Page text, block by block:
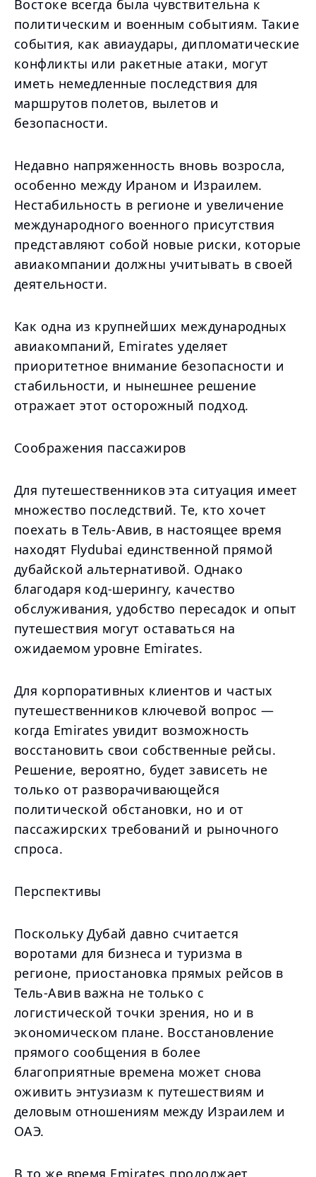
Востоке всегда была чувствительна к
политическим и военным событиям. Такие
события, как авиаудары, дипломатические
конфликты или ракетные атаки, могут
иметь немедленные последствия для
маршрутов полетов, вылетов и
безопасности.
Недавно напряженность вновь возросла,
особенно между Ираном и Израилем.
Нестабильность в регионе и увеличение
международного военного присутствия
представляют собой новые риски, которые
авиакомпании должны учитывать в своей
деятельности.
Как одна из крупнейших международных
авиакомпаний, Emirates уделяет
приоритетное внимание безопасности и
стабильности, и нынешнее решение
отражает этот осторожный подход.
Соображения пассажиров
Для путешественников эта ситуация имеет
множество последствий. Те, кто хочет
поехать в Тель-Авив, в настоящее время
находят Flydubai единственной прямой
дубайской альтернативой. Однако
благодаря код-шерингу, качество
обслуживания, удобство пересадок и опыт
путешествия могут оставаться на
ожидаемом уровне Emirates.
Для корпоративных клиентов и частых
путешественников ключевой вопрос —
когда Emirates увидит возможность
восстановить свои собственные рейсы.
Решение, вероятно, будет зависеть не
только от разворачивающейся
политической обстановки, но и от
пассажирских требований и рыночного
спроса.
Перспективы
Поскольку Дубай давно считается
воротами для бизнеса и туризма в
регионе, приостановка прямых рейсов в
Тель-Авив важна не только с
логистической точки зрения, но и в
экономическом плане. Восстановление
прямого сообщения в более
благоприятные времена может снова
оживить энтузиазм к путешествиям и
деловым отношениям между Израилем и
ОАЭ.
В то же время Emirates продолжает